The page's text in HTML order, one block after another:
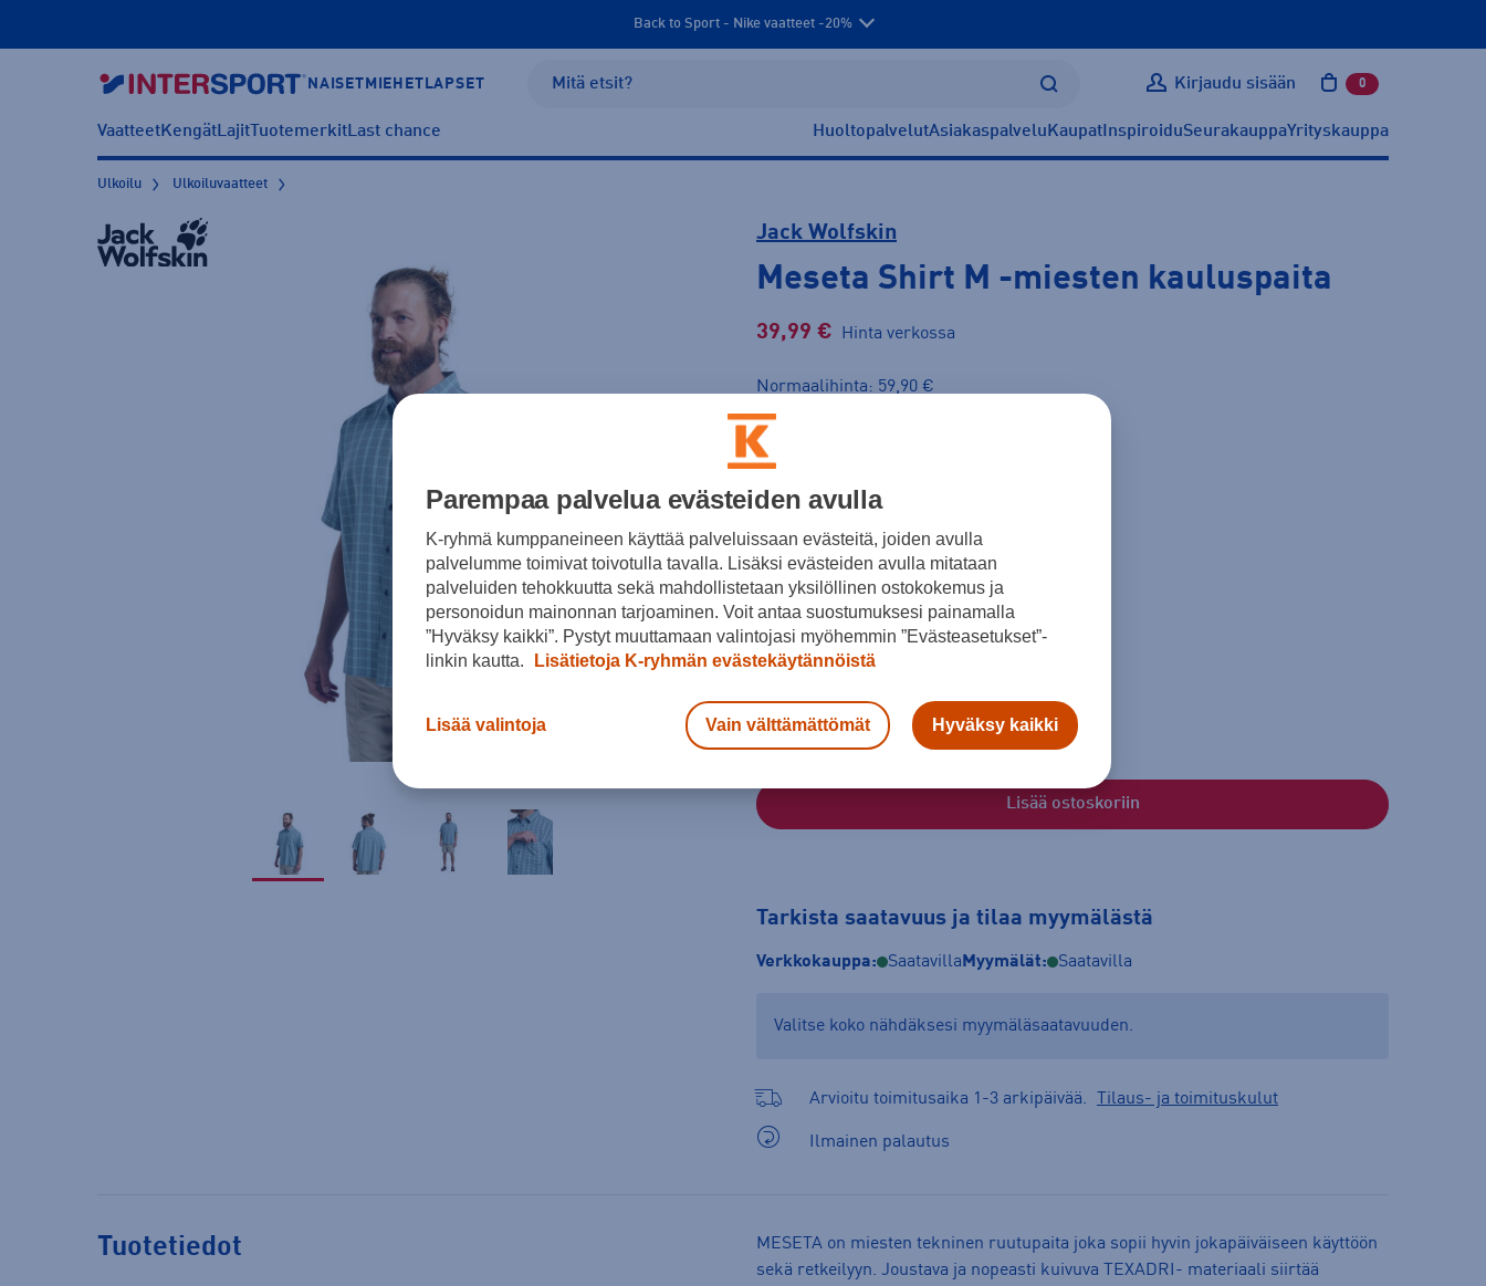
Back to Sport - Nike vaatteet -20%
NAISET MIEHET LAPSET Kirjaudu sisään 0 tuotetta
VaatteetKengätLajitTuotemerkitLast chance HuoltopalvelutAsiakaspalvelu Kaupat InspiroiduSeurakauppaYrityskauppa
Ulkoilu Ulkoiluvaatteet
Jack Wolfskin
Meseta Shirt M -miesten kauluspaita
39,99 € Hinta verkossa
Normaalihinta: 59,90 €
30pv alin hinta: 39,99 €
Väri
Koko
M L
Kokotaulukko
Lisää ostoskoriin
Tarkista saatavuus ja tilaa myymälästä
Verkkokauppa: Saatavilla Myymälät: Saatavilla
Valitse koko nähdäksesi myymäläsaatavuuden.
Arvioitu toimitusaika 1-3 arkipäivää. Tilaus- ja toimituskulut
Ilmainen palautus
Tuotetiedot
MESETA on miesten tekninen ruutupaita joka sopii hyvin jokapäiväiseen käyttöön
sekä retkeilyyn. Joustava ja nopeasti kuivuva TEXADRI- materiaali siirtää
Parempaa palvelua evästeiden avulla
K-ryhmä kumppaneineen käyttää palveluissaan evästeitä, joiden avulla
palvelumme toimivat toivotulla tavalla. Lisäksi evästeiden avulla mitataan
palveluiden tehokkuutta sekä mahdollistetaan yksilöllinen ostokokemus ja
personoidun mainonnan tarjoaminen. Voit antaa suostumuksesi painamalla
”Hyväksy kaikki”. Pystyt muuttamaan valintojasi myöhemmin ”Evästeasetukset”-
linkin kautta.
Lisätietoja K-ryhmän evästekäytännöistä
Lisää valintoja Vain välttämättömät Hyväksy kaikki